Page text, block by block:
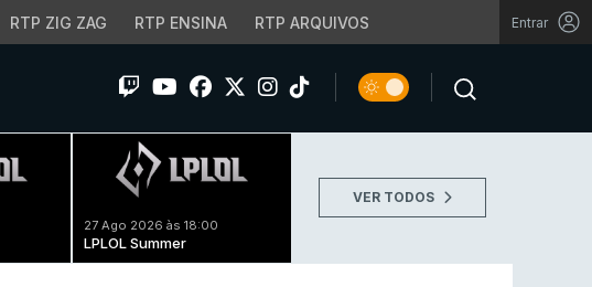
RTP ZIG ZAG RTP ENSINA RTP ARQUIVOS Entrar
27 Ago 2026 às 18:00
LPLOL Summer
VER TODOS